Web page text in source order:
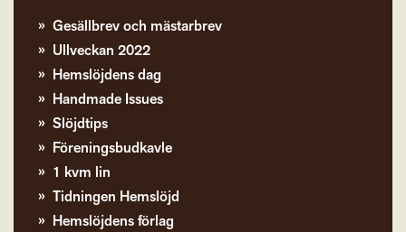
Gesällbrev och mästarbrev
Ullveckan 2022
Hemslöjdens dag
Handmade Issues
Slöjdtips
Föreningsbudkavle
1 kvm lin
Tidningen Hemslöjd
Hemslöjdens förlag